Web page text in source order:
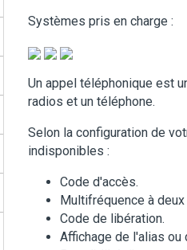
Systèmes pris en charge :
Un appel téléphonique est
radios et un téléphone.
Selon la configuration de
indisponibles :
Code d'accès.
Multifréquence à
Code de libération.
Affichage de l'alias ou